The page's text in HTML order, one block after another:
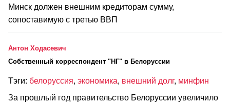
Минск должен внешним кредиторам сумму,
сопоставимую с третью ВВП
Антон Ходасевич
Cобственный корреспондент "НГ" в Белоруссии
Тэги: белоруссия, экономика, внешний долг, минфин
За прошлый год правительство Белоруссии увеличило